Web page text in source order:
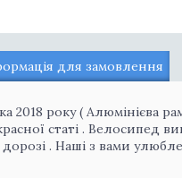
для замовлення
2018 року ( Алюмінієва
статі . Велосипед
. Наші з вами